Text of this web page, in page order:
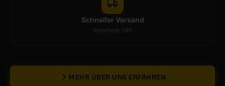
Schneller Versand
Innerhalb 24h
MEHR ÜBER UNS ERFAHREN